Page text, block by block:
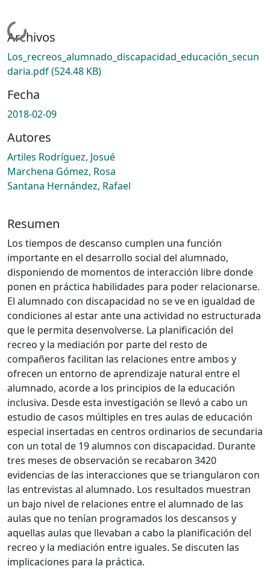
Cargando...
Archivos
Los_recreos_alumnado_discapacidad_educación_secun
daria.pdf(524.48 KB)
Fecha
2018-02-09
Autores
Artiles Rodríguez, Josué
Marchena Gómez, Rosa
Santana Hernández, Rafael
Resumen
Los tiempos de descanso cumplen una función
importante en el desarrollo social del alumnado,
disponiendo de momentos de interacción libre donde
ponen en práctica habilidades para poder relacionarse.
El alumnado con discapacidad no se ve en igualdad de
condiciones al estar ante una actividad no estructurada
que le permita desenvolverse. La planificación del
recreo y la mediación por parte del resto de
compañeros facilitan las relaciones entre ambos y
ofrecen un entorno de aprendizaje natural entre el
alumnado, acorde a los principios de la educación
inclusiva. Desde esta investigación se llevó a cabo un
estudio de casos múltiples en tres aulas de educación
especial insertadas en centros ordinarios de secundaria
con un total de 19 alumnos con discapacidad. Durante
tres meses de observación se recabaron 3420
evidencias de las interacciones que se triangularon con
las entrevistas al alumnado. Los resultados muestran
un bajo nivel de relaciones entre el alumnado de las
aulas que no tenían programados los descansos y
aquellas aulas que llevaban a cabo la planificación del
recreo y la mediación entre iguales. Se discuten las
implicaciones para la práctica.